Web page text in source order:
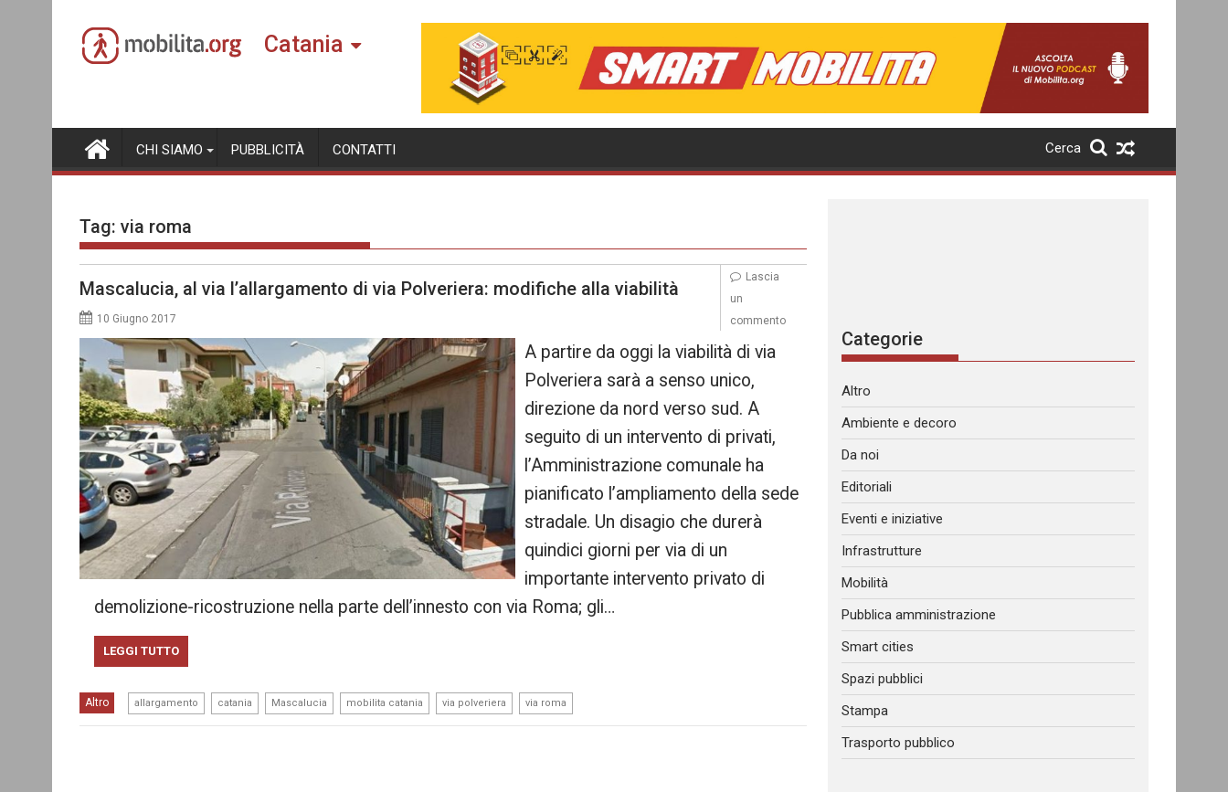
content
Catania
CHI SIAMO PUBBLICITÀ CONTATTI Cerca
Tag: via roma
Mascalucia, al via l’allargamento di via Polveriera: modifiche alla viabilità
10 Giugno 2017
A partire da oggi la viabilità di via
Polveriera sarà a senso unico,
direzione da nord verso sud. A
seguito di un intervento di privati,
l’Amministrazione comunale ha
pianificato l’ampliamento della sede
stradale. Un disagio che durerà
quindici giorni per via di un
importante intervento privato di
demolizione-ricostruzione nella parte dell’innesto con via Roma; gli…
LEGGI TUTTO
Altro allargamento catania Mascalucia mobilita catania via polveriera via roma
Lascia
un
commento
Categorie
Altro
Ambiente e decoro
Da noi
Editoriali
Eventi e iniziative
Infrastrutture
Mobilità
Pubblica amministrazione
Smart cities
Spazi pubblici
Stampa
Trasporto pubblico